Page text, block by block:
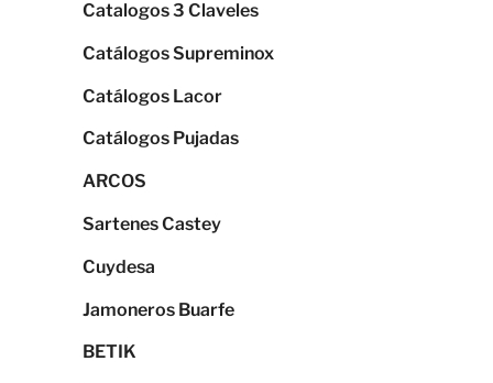
Catalogos 3 Claveles
Catálogos Supreminox
Catálogos Lacor
Catálogos Pujadas
ARCOS
Sartenes Castey
Cuydesa
Jamoneros Buarfe
BETIK